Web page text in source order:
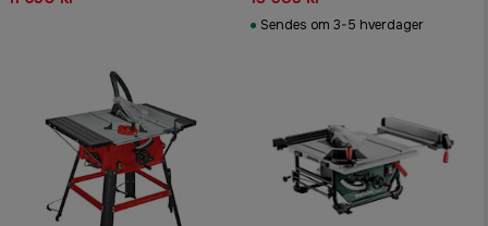
pappeske
Sendes om 3-5 hverdager